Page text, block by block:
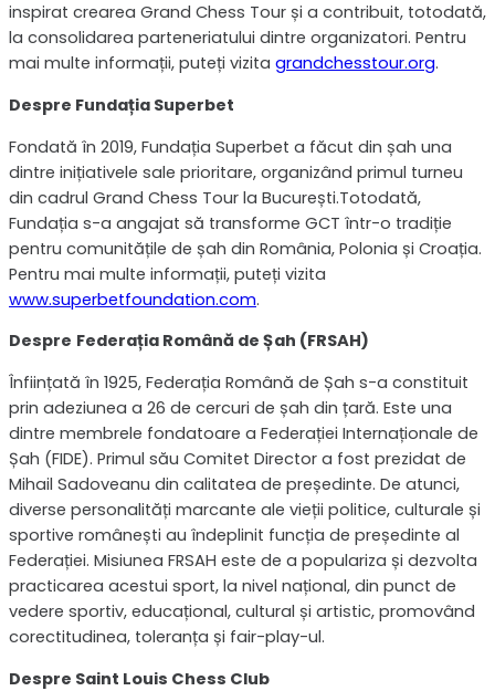
inspirat crearea Grand Chess Tour și a contribuit, totodată,
la consolidarea parteneriatului dintre organizatori. Pentru
mai multe informații, puteți vizita grandchesstour.org.
Despre Fundația Superbet
Fondată în 2019, Fundația Superbet a făcut din șah una
dintre inițiativele sale prioritare, organizând primul turneu
din cadrul Grand Chess Tour la București.Totodată,
Fundația s-a angajat să transforme GCT într-o tradiție
pentru comunitățile de șah din România, Polonia și Croația.
Pentru mai multe informații, puteți vizita
www.superbetfoundation.com.
Despre Federația Română de Șah (FRSAH)
Înființată în 1925, Federația Română de Șah s-a constituit
prin adeziunea a 26 de cercuri de șah din țară. Este una
dintre membrele fondatoare a Federației Internaționale de
Șah (FIDE). Primul său Comitet Director a fost prezidat de
Mihail Sadoveanu din calitatea de președinte. De atunci,
diverse personalități marcante ale vieții politice, culturale și
sportive românești au îndeplinit funcția de președinte al
Federației. Misiunea FRSAH este de a populariza și dezvolta
practicarea acestui sport, la nivel național, din punct de
vedere sportiv, educațional, cultural și artistic, promovând
corectitudinea, toleranța și fair-play-ul.
Despre Saint Louis Chess Club